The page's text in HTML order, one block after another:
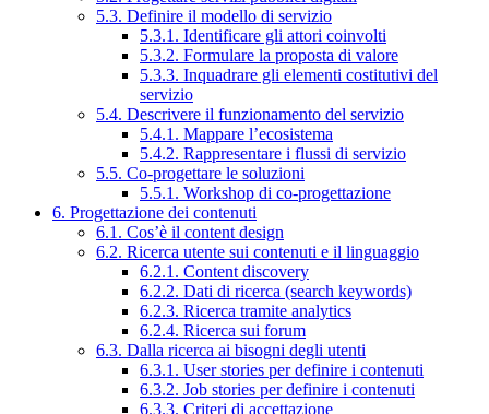
5.3. Definire il modello di servizio
5.3.1. Identificare gli attori coinvolti
5.3.2. Formulare la proposta di valore
5.3.3. Inquadrare gli elementi costitutivi del
servizio
5.4. Descrivere il funzionamento del servizio
5.4.1. Mappare l’ecosistema
5.4.2. Rappresentare i flussi di servizio
5.5. Co-progettare le soluzioni
5.5.1. Workshop di co-progettazione
6. Progettazione dei contenuti
6.1. Cos’è il content design
6.2. Ricerca utente sui contenuti e il linguaggio
6.2.1. Content discovery
6.2.2. Dati di ricerca (search keywords)
6.2.3. Ricerca tramite analytics
6.2.4. Ricerca sui forum
6.3. Dalla ricerca ai bisogni degli utenti
6.3.1. User stories per definire i contenuti
6.3.2. Job stories per definire i contenuti
6.3.3. Criteri di accettazione